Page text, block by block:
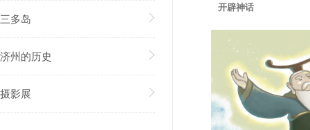
三多岛
济州的历史
摄影展
开辟神话